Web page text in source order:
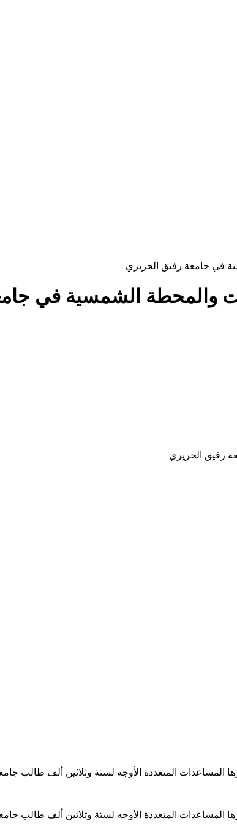
في جامعة رفيق الحريري
والمحطة الشمسية في
رفيق الحريري
المساعدات المتعددة الأوجه لستة وثلاثين ألف طالب
المساعدات المتعددة الأوجه لستة وثلاثين ألف طالب